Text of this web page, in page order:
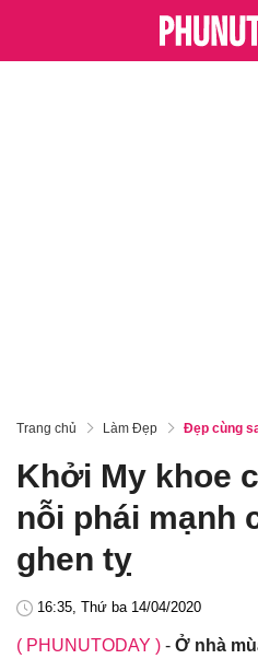
Trang chủ Làm Đẹp Đẹp cùng
Khởi My khoe
nỗi phái mạnh
ghen tỵ
16:35, Thứ ba 14/04/2020
( PHUNUTODAY ) - Ở nhà